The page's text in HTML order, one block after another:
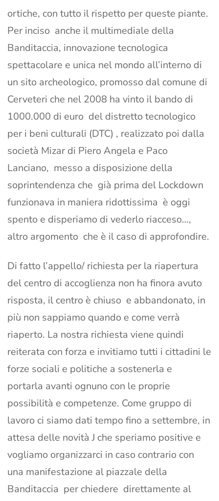
ortiche, con tutto il rispetto per queste piante.
Per inciso anche il multimediale della
Banditaccia, innovazione tecnologica
spettacolare e unica nel mondo all’interno di
un sito archeologico, promosso dal comune di
Cerveteri che nel 2008 ha vinto il bando di
1000.000 di euro del distretto tecnologico
per i beni culturali (DTC) , realizzato poi dalla
società Mizar di Piero Angela e Paco
Lanciano, messo a disposizione della
soprintendenza che già prima del Lockdown
funzionava in maniera ridottissima è oggi
spento e disperiamo di vederlo riacceso…,
altro argomento che è il caso di approfondire.
Di fatto l’appello/ richiesta per la riapertura
del centro di accoglienza non ha finora avuto
risposta, il centro è chiuso e abbandonato, in
più non sappiamo quando e come verrà
riaperto. La nostra richiesta viene quindi
reiterata con forza e invitiamo tutti i cittadini le
forze sociali e politiche a sostenerla e
portarla avanti ognuno con le proprie
possibilità e competenze. Come gruppo di
lavoro ci siamo dati tempo fino a settembre, in
attesa delle novità J che speriamo positive e
vogliamo organizzarci in caso contrario con
una manifestazione al piazzale della
Banditaccia per chiedere direttamente al